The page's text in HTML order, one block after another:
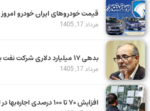
قیمت خودرو‌های ایران خودرو امروز ۱۷ مرداد ۱۴۰۵ + جدول
مرداد 17, 1405
بدهی ١٧ میلیارد دلاری شرکت نفت به صندوق توسعه
مرداد 17, 1405
افزایش ۷۰ تا ۱۰۰ درصدی اجاره‌بها در تهران